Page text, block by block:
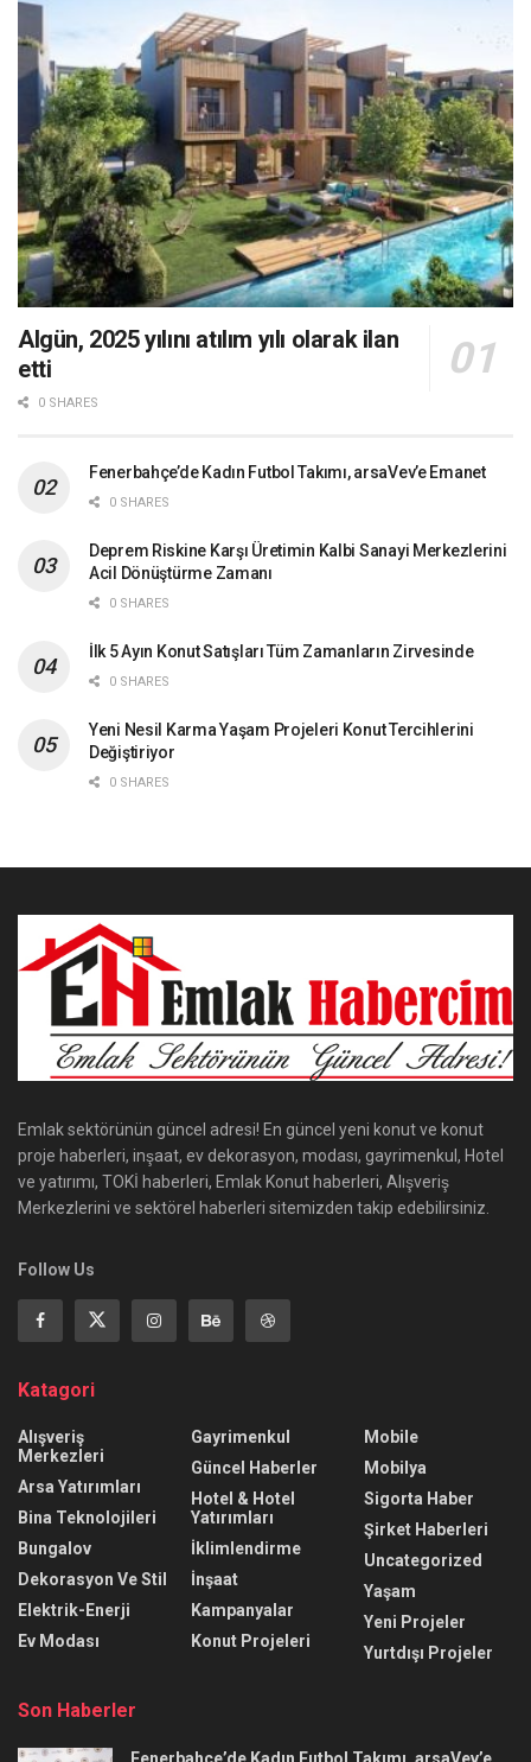
Algün, 2025 yılını atılım yılı olarak ilan
etti
0 SHARES
Fenerbahçe’de Kadın Futbol Takımı, arsaVev’e Emanet
0 SHARES
Deprem Riskine Karşı Üretimin Kalbi Sanayi Merkezlerini
Acil Dönüştürme Zamanı
0 SHARES
İlk 5 Ayın Konut Satışları Tüm Zamanların Zirvesinde
0 SHARES
Yeni Nesil Karma Yaşam Projeleri Konut Tercihlerini
Değiştiriyor
0 SHARES
Emlak sektörünün güncel adresi! En güncel yeni konut ve konut
proje haberleri, inşaat, ev dekorasyon, modası, gayrimenkul, Hotel
ve yatırımı, TOKİ haberleri, Emlak Konut haberleri, Alışveriş
Merkezlerini ve sektörel haberleri sitemizden takip edebilirsiniz.
Follow Us
Katagori
Alışveriş
Merkezleri
Arsa Yatırımları
Bina Teknolojileri
Bungalov
Dekorasyon Ve Stil
Elektrik-Enerji
Ev Modası
Gayrimenkul
Güncel Haberler
Hotel & Hotel
Yatırımları
İklimlendirme
İnşaat
Kampanyalar
Konut Projeleri
Mobile
Mobilya
Sigorta Haber
Şirket Haberleri
Uncategorized
Yaşam
Yeni Projeler
Yurtdışı Projeler
Son Haberler
Fenerbahçe’de Kadın Futbol Takımı, arsaVev’e